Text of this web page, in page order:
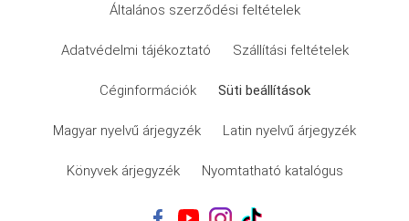
Általános szerződési feltételek
Adatvédelmi tájékoztató Szállítási feltételek
Céginformációk Süti beállítások
Magyar nyelvű árjegyzék Latin nyelvű árjegyzék
Könyvek árjegyzék Nyomtatható katalógus